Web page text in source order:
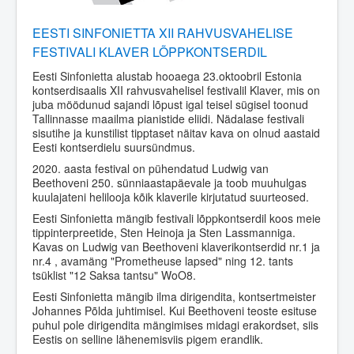
EESTI SINFONIETTA XII RAHVUSVAHELISE
FESTIVALI KLAVER LÕPPKONTSERDIL
Eesti Sinfonietta alustab hooaega 23.oktoobril Estonia
kontserdisaalis XII rahvusvahelisel festivalil Klaver, mis on
juba möödunud sajandi lõpust igal teisel sügisel toonud
Tallinnasse maailma pianistide eliidi. Nädalase festivali
sisutihe ja kunstilist tipptaset näitav kava on olnud aastaid
Eesti kontserdielu suursündmus.
2020. aasta festival on pühendatud Ludwig van
Beethoveni 250. sünniaastapäevale ja toob muuhulgas
kuulajateni helilooja kõik klaverile kirjutatud suurteosed.
Eesti Sinfonietta mängib festivali lõppkontserdil koos meie
tippinterpreetide, Sten Heinoja ja Sten Lassmanniga.
Kavas on Ludwig van Beethoveni klaverikontserdid nr.1 ja
nr.4 , avamäng "Prometheuse lapsed" ning 12. tants
tsüklist "12 Saksa tantsu" WoO8.
Eesti Sinfonietta mängib ilma dirigendita, kontsertmeister
Johannes Põlda juhtimisel. Kui Beethoveni teoste esituse
puhul pole dirigendita mängimises midagi erakordset, siis
Eestis on selline lähenemisviis pigem erandlik.